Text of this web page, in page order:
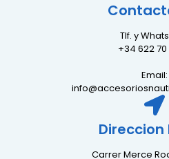
Tlf. y
+34 622 70
Email:
Direccion
Carrer Merce